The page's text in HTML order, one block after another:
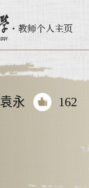
袁永 162